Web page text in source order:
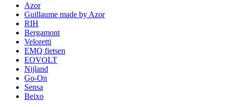
Azor
Guillaume made by Azor
RIH
Bergamont
Veloretti
EMQ fietsen
EOVOLT
Nijland
Go-On
Sensa
Beixo